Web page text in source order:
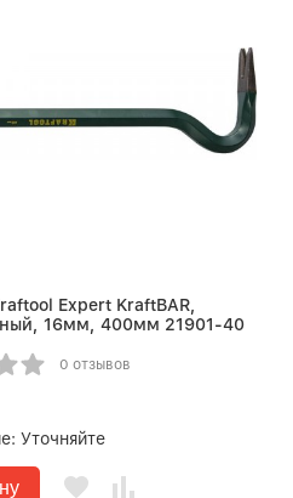
Expert KraftBAR,
16мм, 400мм 21901-40
0 отзывов
Уточняйте